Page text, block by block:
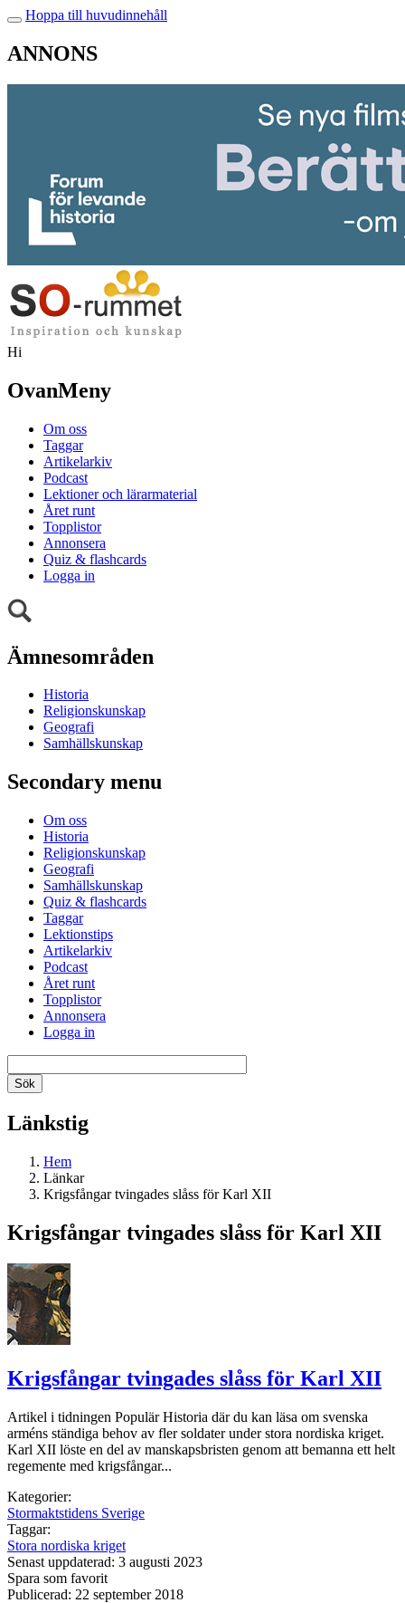
Hoppa till huvudinnehåll
ANNONS
Hi
OvanMeny
Om oss
Taggar
Artikelarkiv
Podcast
Lektioner och lärarmaterial
Året runt
Topplistor
Annonsera
Quiz & flashcards
Logga in
Ämnesområden
Historia
Religionskunskap
Geografi
Samhällskunskap
Secondary menu
Om oss
Historia
Religionskunskap
Geografi
Samhällskunskap
Quiz & flashcards
Taggar
Lektionstips
Artikelarkiv
Podcast
Året runt
Topplistor
Annonsera
Logga in
Länkstig
Hem
Länkar
Krigsfångar tvingades slåss för Karl XII
Krigsfångar tvingades slåss för Karl XII
Krigsfångar tvingades slåss för Karl XII
Artikel i tidningen Populär Historia där du kan läsa om svenska
arméns ständiga behov av fler soldater under stora nordiska kriget.
Karl XII löste en del av manskapsbristen genom att bemanna ett helt
regemente med krigsfångar...
Kategorier:
Stormaktstidens Sverige
Taggar:
Stora nordiska kriget
Senast uppdaterad: 3 augusti 2023
Spara som favorit
Publicerad: 22 september 2018